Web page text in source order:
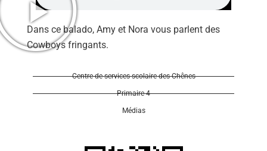
Dans ce balado, Amy et Nora vous parlent des
Cowboys fringants.
Centre de services scolaire des Chênes
Primaire 4
Médias